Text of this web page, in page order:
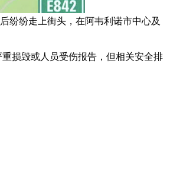
纷纷走上街头，在阿韦利诺市中心及
损毁或人员受伤报告，但相关安全排